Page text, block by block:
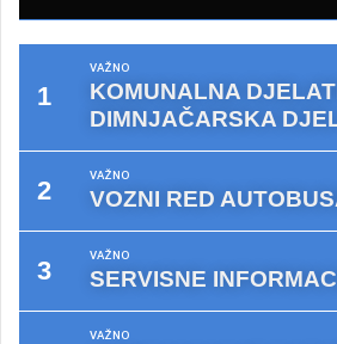
VAŽNO
KOMUNALNA
DIMNJAČARSKA
VAŽNO
VOZNI RED
VAŽNO
SERVISNE
VAŽNO